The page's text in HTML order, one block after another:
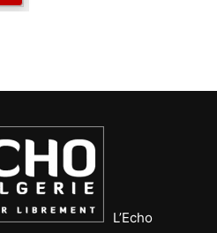
L’Echo